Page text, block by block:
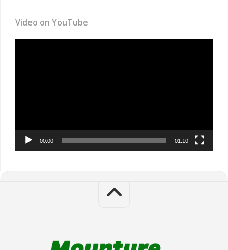
Video on YouTube
00:00 01:10